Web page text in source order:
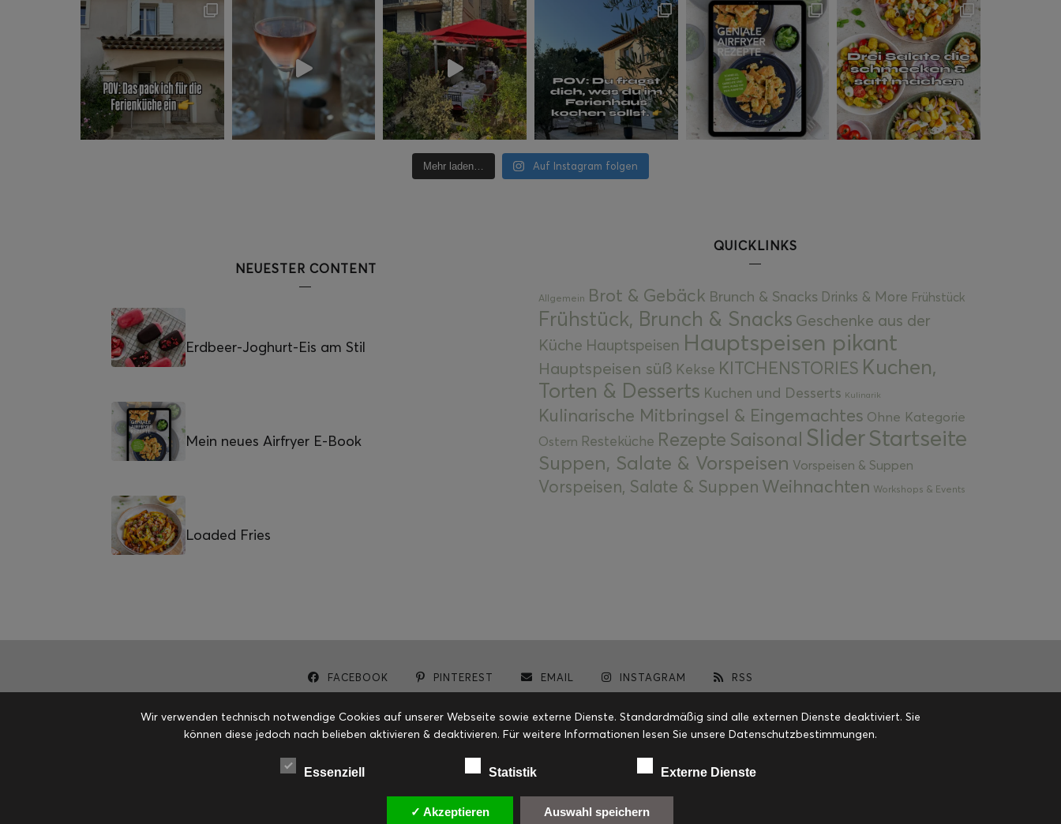
Mehr laden… Auf Instagram folgen
NEUESTER CONTENT
Erdbeer-Joghurt-Eis am Stil
Mein neues Airfryer E-Book
Loaded Fries
QUICKLINKS
Allgemein Brot & Gebäck Brunch & Snacks Drinks & More Frühstück
Frühstück, Brunch & Snacks Geschenke aus der
Küche Hauptspeisen Hauptspeisen pikant
Hauptspeisen süß Kekse KITCHENSTORIES Kuchen,
Torten & Desserts Kuchen und Desserts Kulinarik
Kulinarische Mitbringsel & Eingemachtes Ohne Kategorie
Ostern Resteküche Rezepte Saisonal SliderStartseite
Suppen, Salate & Vorspeisen Vorspeisen & Suppen
Vorspeisen, Salate & Suppen Weihnachten Workshops & Events
FACEBOOK PINTEREST EMAIL INSTAGRAM RSS
Wir verwenden technisch notwendige Cookies auf unserer Webseite sowie externe Dienste. Standardmäßig sind alle externen Dienste deaktiviert. Sie
können diese jedoch nach belieben aktivieren & deaktivieren. Für weitere Informationen lesen Sie unsere Datenschutzbestimmungen.
Essenziell Statistik Externe Dienste
✓ Akzeptieren Auswahl speichern